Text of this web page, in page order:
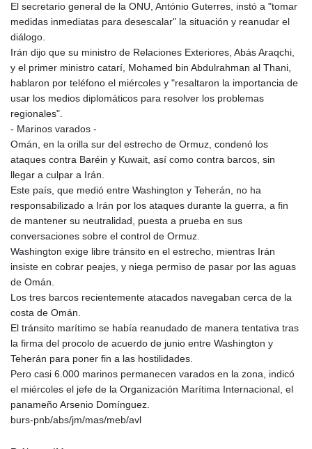
El secretario general de la ONU, António Guterres, instó a "tomar
medidas inmediatas para desescalar" la situación y reanudar el
diálogo.
Irán dijo que su ministro de Relaciones Exteriores, Abás Araqchi,
y el primer ministro catarí, Mohamed bin Abdulrahman al Thani,
hablaron por teléfono el miércoles y "resaltaron la importancia de
usar los medios diplomáticos para resolver los problemas
regionales".
- Marinos varados -
Omán, en la orilla sur del estrecho de Ormuz, condenó los
ataques contra Baréin y Kuwait, así como contra barcos, sin
llegar a culpar a Irán.
Este país, que medió entre Washington y Teherán, no ha
responsabilizado a Irán por los ataques durante la guerra, a fin
de mantener su neutralidad, puesta a prueba en sus
conversaciones sobre el control de Ormuz.
Washington exige libre tránsito en el estrecho, mientras Irán
insiste en cobrar peajes, y niega permiso de pasar por las aguas
de Omán.
Los tres barcos recientemente atacados navegaban cerca de la
costa de Omán.
El tránsito marítimo se había reanudado de manera tentativa tras
la firma del procolo de acuerdo de junio entre Washington y
Teherán para poner fin a las hostilidades.
Pero casi 6.000 marinos permanecen varados en la zona, indicó
el miércoles el jefe de la Organización Marítima Internacional, el
panameño Arsenio Domínguez.
burs-pnb/abs/jm/mas/meb/avl